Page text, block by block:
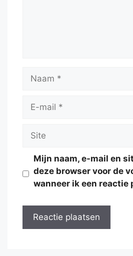
Naam
Site
Mijn naam, e-mail en
deze browser voor de
wanneer ik een reactie